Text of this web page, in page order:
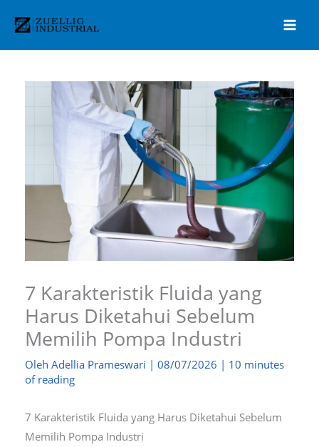
konten
7 Karakteristik Fluida yang
Harus Diketahui Sebelum
Memilih Pompa Industri
Oleh Adellia Prameswari | 08/07/2026 | 10 minutes
of reading
7 Karakteristik Fluida yang Harus Diketahui Sebelum
Memilih Pompa Industri